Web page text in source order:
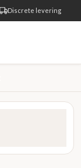
Discrete levering